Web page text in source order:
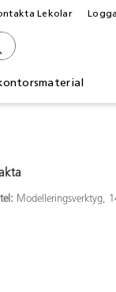
Lekolar
Modelleringsverktyg,